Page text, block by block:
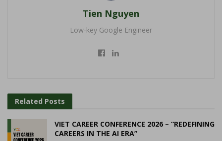
Tien Nguyen
Low-key Google Engineer
Related Posts
VIET CAREER CONFERENCE 2026 – “REDEFINING
CAREERS IN THE AI ERA”